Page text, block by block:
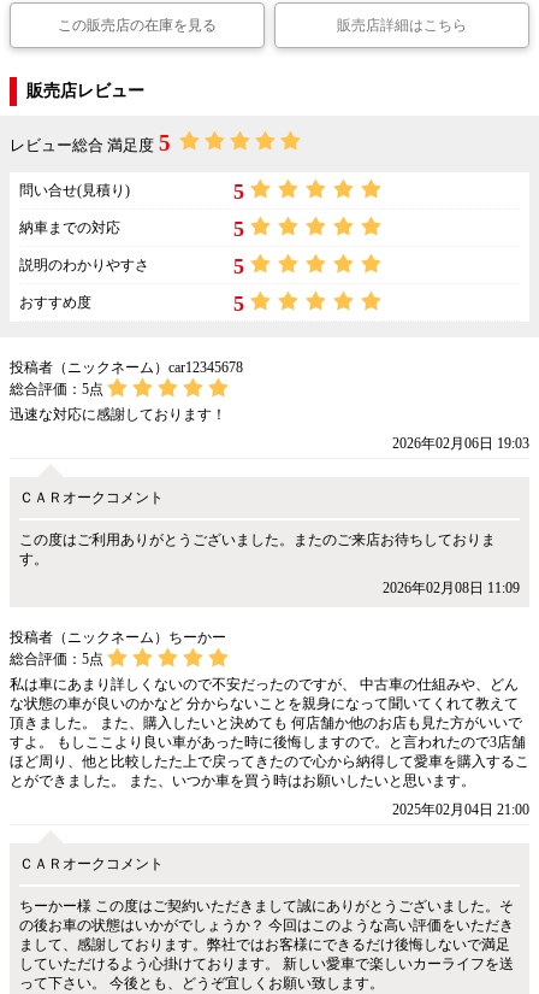
この販売店の在庫を見る 販売店詳細はこちら
販売店レビュー
レビュー総合 満足度 5
問い合せ(見積り) 5
納車までの対応 5
説明のわかりやすさ 5
おすすめ度 5
投稿者（ニックネーム）car12345678
総合評価： 5点
迅速な対応に感謝しております！
2026年02月06日 19:03
ＣＡＲオークコメント
この度はご利用ありがとうございました。またのご来店お待ちしておりま
す。
2026年02月08日 11:09
投稿者（ニックネーム）ちーかー
総合評価： 5点
私は車にあまり詳しくないので不安だったのですが、 中古車の仕組みや、どん
な状態の車が良いのかなど 分からないことを親身になって聞いてくれて教えて
頂きました。 また、購入したいと決めても 何店舗か他のお店も見た方がいいで
すよ。 もしここより良い車があった時に後悔しますので。と言われたので3店舗
ほど周り、他と比較したた上で戻ってきたので心から納得して愛車を購入するこ
とができました。 また、いつか車を買う時はお願いしたいと思います。
2025年02月04日 21:00
ＣＡＲオークコメント
ちーかー様 この度はご契約いただきまして誠にありがとうございました。そ
の後お車の状態はいかがでしょうか？ 今回はこのような高い評価をいただき
まして、感謝しております。弊社ではお客様にできるだけ後悔しないで満足
していただけるよう心掛けております。 新しい愛車で楽しいカーライフを送
って下さい。 今後とも、どうぞ宜しくお願い致します。